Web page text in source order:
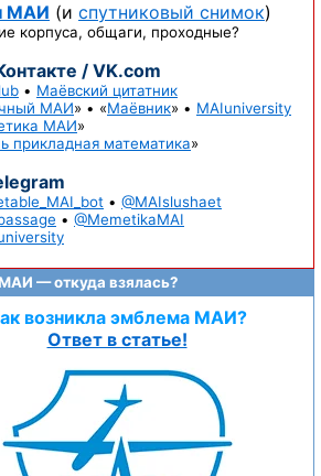
МАИ (и спутниковый снимок)
корпуса, общаги, проходные?
/ VK.com
• Маёвский цитатник
МАИ» • «Маёвник» • MAIuniversity
МАИ»
прикладная математика»
• @MAIslushaet
• @MemetikaMAI
— откуда взялась?
возникла эмблема МАИ?
Ответ в статье!